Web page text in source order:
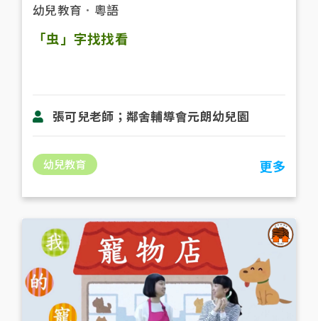
幼兒教育 ． 粵語
「虫」字找找看
張可兒老師；鄰舍輔導會元朗幼兒園
幼兒教育 更多